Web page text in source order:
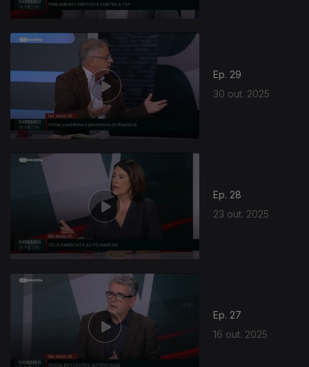
Ep. 29
30 out. 2025
Ep. 28
23 out. 2025
Ep. 27
16 out. 2025